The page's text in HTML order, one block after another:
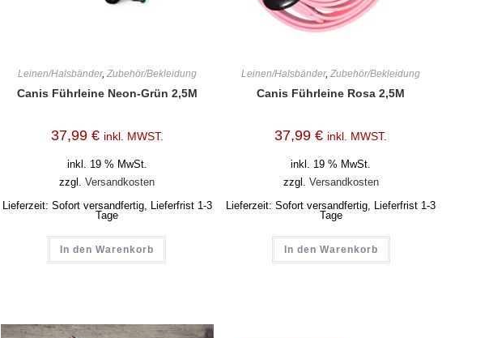
Leinen/Halsbänder, Zubehör/Bekleidung
Canis Führleine Neon-Grün 2,5M
37,99 € inkl. MWST.
inkl. 19 % MwSt.
zzgl.Versandkosten
Lieferzeit: Sofort versandfertig, Lieferfrist 1-3
Tage
In den Warenkorb
Leinen/Halsbänder,Zubehör/Bekleidung
Canis Führleine Rosa 2,5M
37,99€ inkl. MWST.
inkl. 19 % MwSt.
zzgl. Versandkosten
Lieferzeit:Sofort versandfertig, Lieferfrist 1-3
Tage
In den Warenkorb